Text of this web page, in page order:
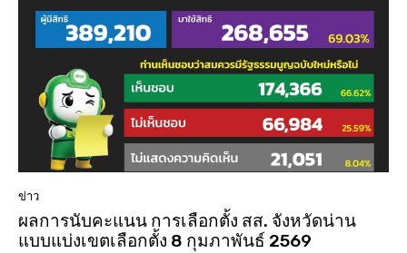
ข่าว
ผลการนับคะแนน การเลือกตั้ง สส. จังหวัดน่าน
แบบแบ่งเขตเลือกตั้ง 8 กุมภาพันธ์ 2569